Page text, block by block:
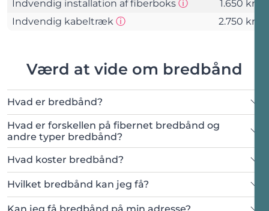
Indvendig installation af fiberboks ⓘ
1.650 kr.
Indvendig kabeltræk ⓘ 2.750 kr.
Værd at vide om bredbånd
Hvad er bredbånd?
Hvad er forskellen på fibernet bredbånd og
andre typer bredbånd?
fiber 5G
kabel-
Hvad koster bredbånd?
Hvilket bredbånd kan jeg få?